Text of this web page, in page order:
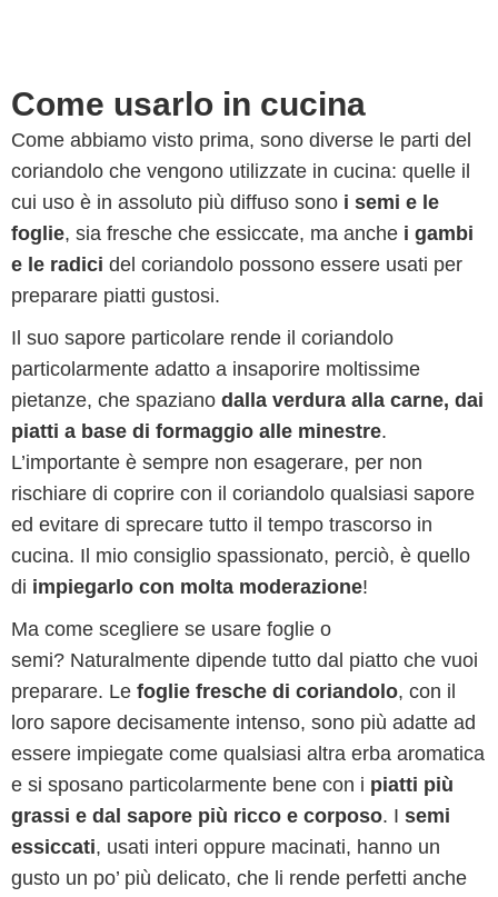
Come usarlo in cucina
Come abbiamo visto prima, sono diverse le parti del
coriandolo che vengono utilizzate in cucina: quelle il
cui uso è in assoluto più diffuso sono i semi e le
foglie, sia fresche che essiccate, ma anche i gambi
e le radici del coriandolo possono essere usati per
preparare piatti gustosi.
Il suo sapore particolare rende il coriandolo
particolarmente adatto a insaporire moltissime
pietanze, che spaziano dalla verdura alla carne, dai
piatti a base di formaggio alle minestre.
L’importante è sempre non esagerare, per non
rischiare di coprire con il coriandolo qualsiasi sapore
ed evitare di sprecare tutto il tempo trascorso in
cucina. Il mio consiglio spassionato, perciò, è quello
di impiegarlo con molta moderazione!
Ma come scegliere se usare foglie o
semi? Naturalmente dipende tutto dal piatto che vuoi
preparare. Le foglie fresche di coriandolo, con il
loro sapore decisamente intenso, sono più adatte ad
essere impiegate come qualsiasi altra erba aromatica
e si sposano particolarmente bene con i piatti più
grassi e dal sapore più ricco e corposo. I semi
essiccati, usati interi oppure macinati, hanno un
gusto un po’ più delicato, che li rende perfetti anche